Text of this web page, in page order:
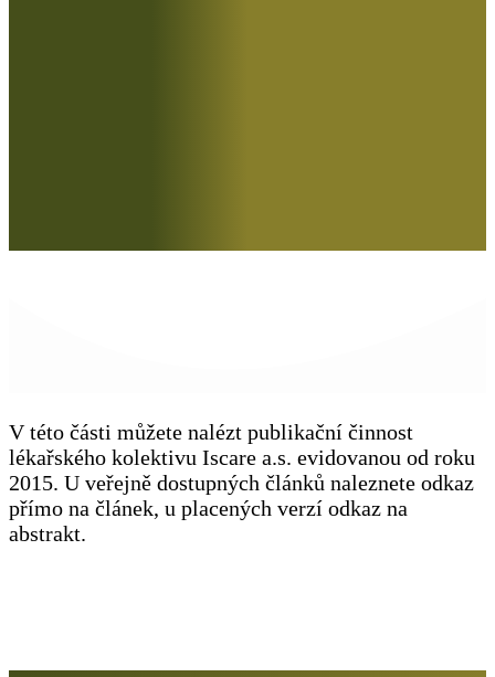
V této části můžete nalézt publikační činnost
lékařského kolektivu Iscare a.s. evidovanou od roku
2015. U veřejně dostupných článků naleznete odkaz
přímo na článek, u placených verzí odkaz na
abstrakt.